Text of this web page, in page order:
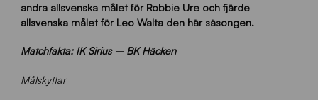
andra allsvenska målet för Robbie Ure och fjärde
allsvenska målet för Leo Walta den här säsongen.
Matchfakta: IK Sirius – BK Häcken
Målskyttar